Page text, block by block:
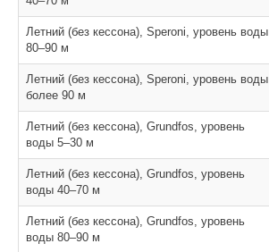
Летний (без кессона), Speroni, уровень воды
80–90 м
Летний (без кессона), Speroni, уровень воды
более 90 м
Летний (без кессона), Grundfos, уровень
воды 5–30 м
Летний (без кессона), Grundfos, уровень
воды 40–70 м
Летний (без кессона), Grundfos, уровень
воды 80–90 м